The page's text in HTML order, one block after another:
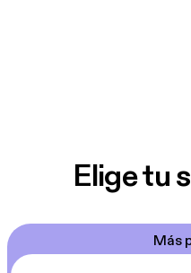
Elige tu
Más